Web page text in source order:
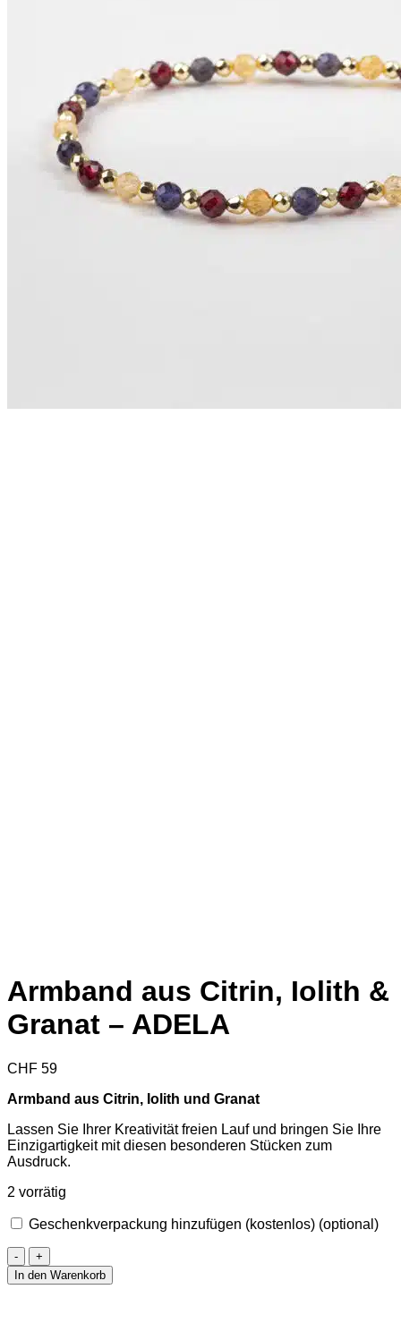
Armband aus Citrin, Iolith &
Granat – ADELA
CHF 59
Armband aus Citrin, Iolith und Granat
Lassen Sie Ihrer Kreativität freien Lauf und bringen Sie Ihre
Einzigartigkeit mit diesen besonderen Stücken zum
Ausdruck.
2 vorrätig
Geschenkverpackung hinzufügen (kostenlos) (optional)
Armband
aus
Citrin,
In den Warenkorb